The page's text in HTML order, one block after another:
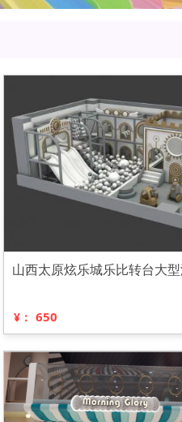
山西太原炫乐城乐比转台大
¥： 650